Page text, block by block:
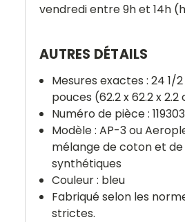
vendredi entre 9h et 14h
AUTRES DÉTAILS
Mesures exactes : 24 1/
pouces (62.2 x 62.2 x 2.2
Numéro de pièce :
Modèle : AP-3 ou
mélange de coton et
synthétiques
Couleur : bleu
Fabriqué selon les
strictes.